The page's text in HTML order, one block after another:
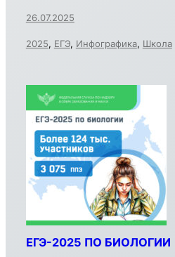
26.07.2025
2025, ЕГЭ, Инфографика, Школа
ЕГЭ-2025 ПО БИОЛОГИИ